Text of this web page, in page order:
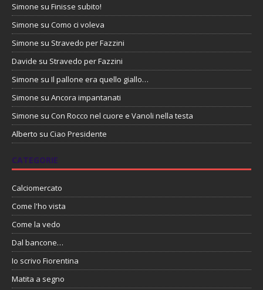
Simone su Finisse subito!
Simone su Como ci voleva
Simone su Stravedo per Fazzini
Davide su Stravedo per Fazzini
Simone su Il pallone era quello giallo…
Simone su Ancora impantanati
Simone su Con Rocco nel cuore e Vanoli nella testa
Alberto su Ciao Presidente
CATEGORIE
Calciomercato
Come l'ho vista
Come la vedo
Dal bancone…
Io scrivo Fiorentina
Matita a segno